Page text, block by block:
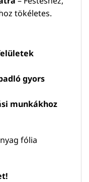
tökéletes.
gyors
munkákhoz
fólia